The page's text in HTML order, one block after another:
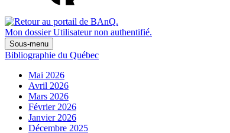
Mon dossier Utilisateur non authentifié.
Sous-menu
Bibliographie du Québec
Mai 2026
Avril 2026
Mars 2026
Février 2026
Janvier 2026
Décembre 2025